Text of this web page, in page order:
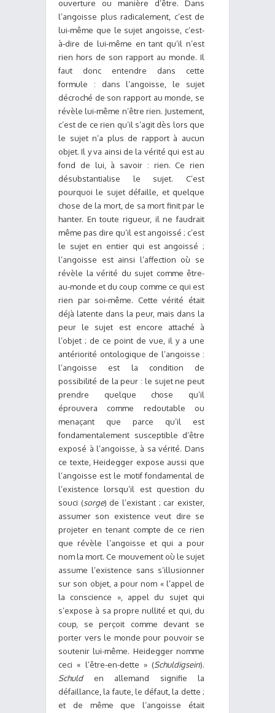
ouverture ou manière d’être. Dans
l’angoisse plus radicalement, c’est de
lui-même que le sujet angoisse, c’est-
à-dire de lui-même en tant qu’il n’est
rien hors de son rapport au monde. Il
faut donc entendre dans cette
formule : dans l’angoisse, le sujet
décroché de son rapport au monde, se
révèle lui-même n’être rien. Justement,
c’est de ce rien qu’il s’agit dès lors que
le sujet n’a plus de rapport à aucun
objet. Il y va ainsi de la vérité qui est au
fond de lui, à savoir : rien. Ce rien
désubstantialise le sujet. C’est
pourquoi le sujet défaille, et quelque
chose de la mort, de sa mort finit par le
hanter. En toute rigueur, il ne faudrait
même pas dire qu’il est angoissé ; c’est
le sujet en entier qui est angoissé ;
l’angoisse est ainsi l’affection où se
révèle la vérité du sujet comme être-
au-monde et du coup comme ce qui est
rien par soi-même. Cette vérité était
déjà latente dans la peur, mais dans la
peur le sujet est encore attaché à
l’objet ; de ce point de vue, il y a une
antériorité ontologique de l’angoisse :
l’angoisse est la condition de
possibilité de la peur : le sujet ne peut
prendre quelque chose qu’il
éprouvera comme redoutable ou
menaçant que parce qu’il est
fondamentalement susceptible d’être
exposé à l’angoisse, à sa vérité. Dans
ce texte, Heidegger expose aussi que
l’angoisse est le motif fondamental de
l’existence lorsqu’il est question du
souci (sorge) de l’existant ; car exister,
assumer son existence veut dire se
projeter en tenant compte de ce rien
que révèle l’angoisse et qui a pour
nom la mort. Ce mouvement où le sujet
assume l’existence sans s’illusionner
sur son objet, a pour nom « l’appel de
la conscience », appel du sujet qui
s’expose à sa propre nullité et qui, du
coup, se perçoit comme devant se
porter vers le monde pour pouvoir se
soutenir lui-même. Heidegger nomme
ceci « l’être-en-dette » (Schuldigsein).
Schulden allemand signifie la
défaillance, la faute, le défaut, la dette ;
et de même que l’angoisse était